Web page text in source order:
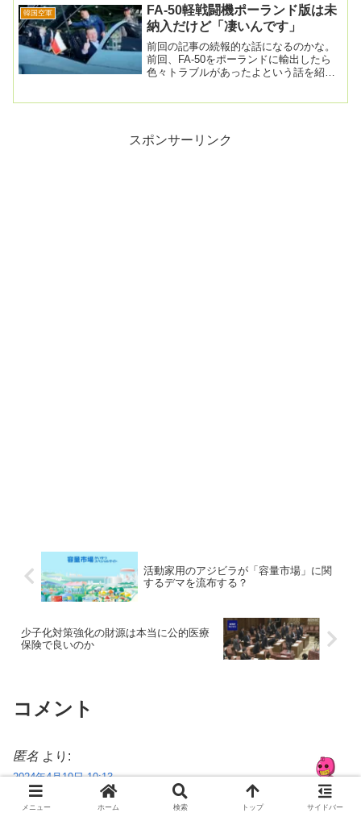
韓国空軍
FA-50軽戦闘機ポーランド版は未
納入だけど「凄いんです」
前回の記事の続報的な話になるのかな。
前回、FA-50をポーランドに輸出したら
色々トラブルがあったよという話を紹介
スポンサーリンク
活動家用のアジビラが「容量市場」に関
するデマを流布する？
少子化対策強化の財源は本当に公的医療
保険で良いのか
コメント
匿名 より:
2024年4月19日 10:13
韓国は官公庁も外交シーンで「実は嘘でした」
メニュー ホーム 検索 トップ サイドバー